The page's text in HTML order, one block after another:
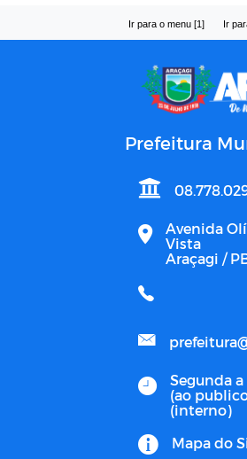
Ir para o menu [1] Ir
Prefeitura
Avenida
Vista
Araçagi /
Segunda a
(ao
(interno)
Mapa do